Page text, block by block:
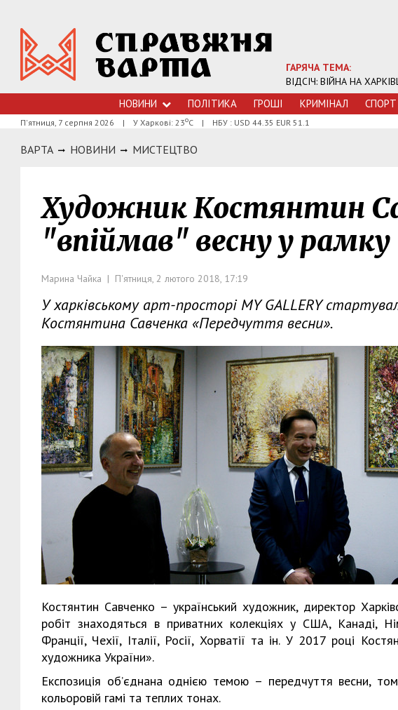
ГАРЯЧА ТЕМА:
ВІДСІЧ: ВІЙНА НА
НОВИНИ ПОЛІТИКА ГРОШI КРИМIНАЛ СПОРТ
П'ятниця, 7 серпня 2026 | У Харкові: 23оС | НБУ : USD 44.35 EUR 51.1
ВАРТА НОВИНИ МИСТЕЦТВО
Художник Костянтин
"впіймав" весну у рамку
Марина Чайка | П'ятниця, 2 лютого 2018, 17:19
У харківському арт-просторі MY GALLERY
Костянтина Савченка «Передчуття весни».
Костянтин Савченко – український художник, директор
робіт знаходяться в приватних колекціях у США, Канаді,
Франції, Чехії, Італії, Росії, Хорватії та ін. У 2017 році
художника України».
Експозиція об’єднана однією темою – передчуття весни,
кольоровій гамі та теплих тонах.